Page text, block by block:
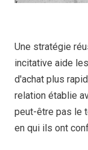
Une stratégie
incitative aide
d'achat plus
relation établie
peut-être pas le
en qui ils ont